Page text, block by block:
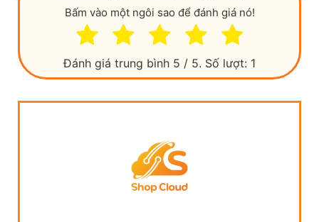
Bấm vào một ngôi sao để đánh giá nó!
Đánh giá trung bình 5 / 5. Số lượt: 1